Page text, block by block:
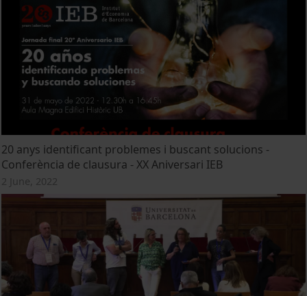
20 anys identificant problemes i buscant solucions -
Conferència de clausura - XX Aniversari IEB
2 June, 2022